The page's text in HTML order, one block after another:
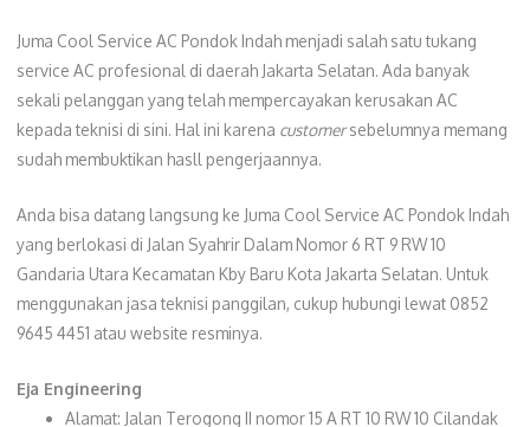
Juma Cool Service AC Pondok Indah menjadi salah satu tukang
service AC profesional di daerah Jakarta Selatan. Ada banyak
sekali pelanggan yang telah mempercayakan kerusakan AC
kepada teknisi di sini. Hal ini karena customersebelumnya memang
sudah membuktikan hasll pengerjaannya.
Anda bisa datang langsung ke Juma Cool Service AC Pondok Indah
yang berlokasi di Jalan Syahrir Dalam Nomor 6 RT 9 RW 10
Gandaria Utara Kecamatan Kby Baru Kota Jakarta Selatan. Untuk
menggunakan jasa teknisi panggilan, cukup hubungi lewat 0852
9645 4451 atau website resminya.
Eja Engineering
Alamat: Jalan Terogong II nomor 15 A RT 10 RW 10 Cilandak